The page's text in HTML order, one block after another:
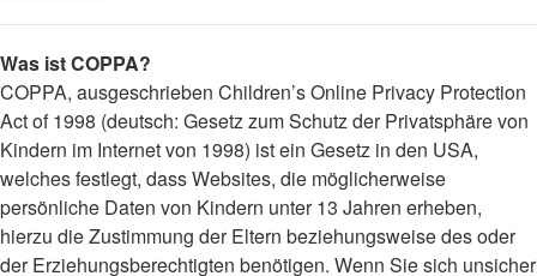
Was ist COPPA?
COPPA, ausgeschrieben Children’s Online Privacy Protection
Act of 1998 (deutsch: Gesetz zum Schutz der Privatsphäre von
Kindern im Internet von 1998) ist ein Gesetz in den USA,
welches festlegt, dass Websites, die möglicherweise
persönliche Daten von Kindern unter 13 Jahren erheben,
hierzu die Zustimmung der Eltern beziehungsweise des oder
der Erziehungsberechtigten benötigen. Wenn Sie sich unsicher